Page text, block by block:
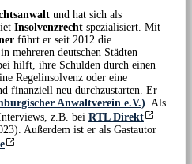
und hat sich als
Insolvenzrecht spezialisiert. Mit
führt er seit 2012 die
mehreren deutschen Städten
hilft, ihre Schulden durch einen
Regelinsolvenz oder eine
finanziell neu durchzustarten. Er
Anwaltverein e.V.) . Als
z.B. bei RTL Direkt
Außerdem ist er als Gastautor